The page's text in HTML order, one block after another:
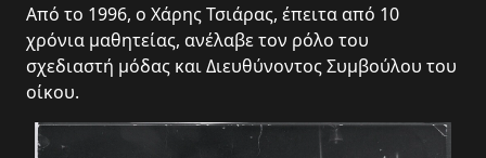
Από το 1996, ο Χάρης Τσιάρας, έπειτα από 10
χρόνια μαθητείας, ανέλαβε τον ρόλο του
σχεδιαστή μόδας και Διευθύνοντος Συμβούλου του
οίκου.